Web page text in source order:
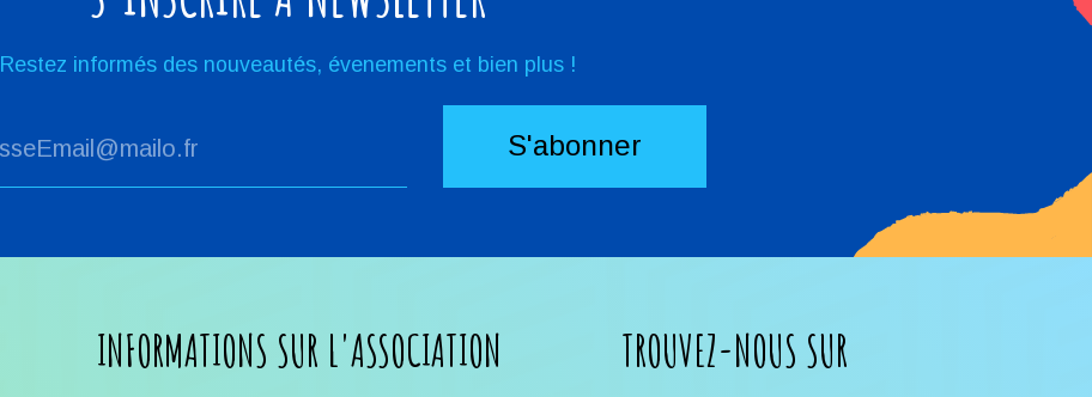
Restez informés des nouveautés, évenements et bien plus !
INFORMATIONS SUR L'ASSOCIATION TROUVEZ-NOUS SUR